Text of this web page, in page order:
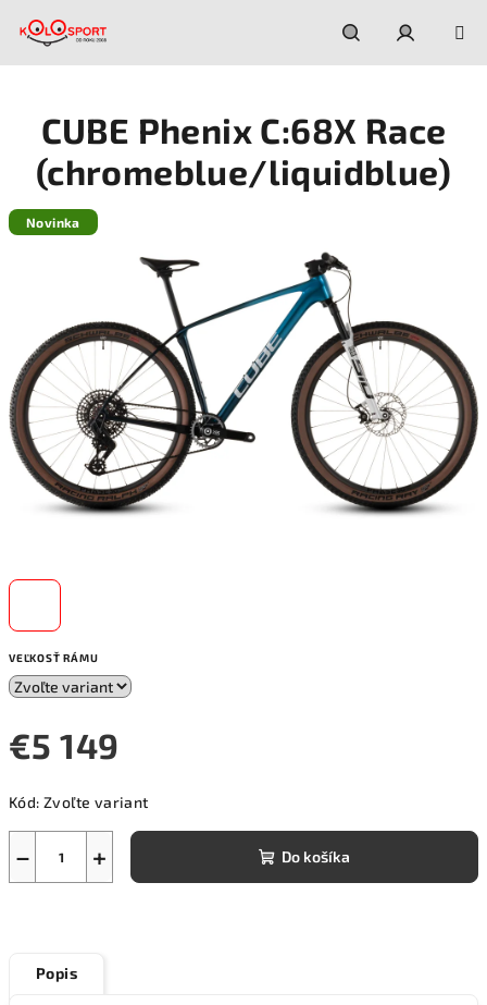
Hľadať
VEĽKOSŤ RÁMU
€5 149
cena:
Kód: Zvoľte variant
+
− Do košíka
CUBE Phenix C:68X Race
(chromeblue/liquidblue)
Novinka
Popis